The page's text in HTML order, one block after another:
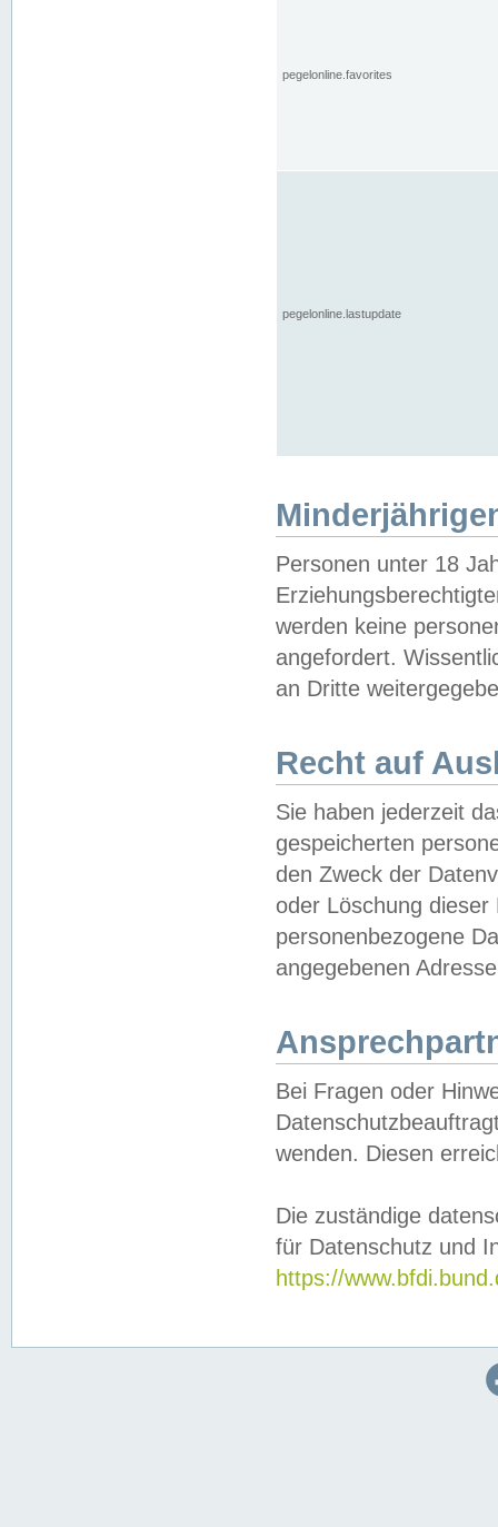
pegelonline.favorites
pegelonline.lastupdate
Personen unter 18
werden keine
angefordert.
an Dritte
Recht auf
Sie haben jederzeit
gespeicherten
den Zweck der
oder Löschung
personenbezogene
angegebenen
Bei Fragen oder
wenden. Diesen
Die zuständige
für Datenschutz und
https://